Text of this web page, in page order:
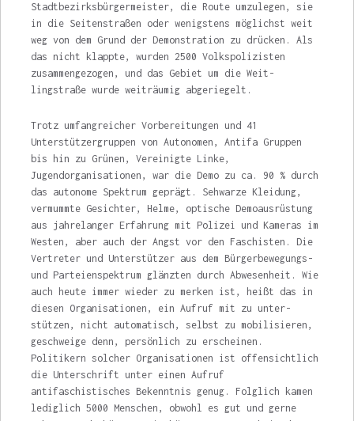
Stadtbezirksbürgermeister, die Route umzulegen, sie
in die Seitenstraßen oder wenigstens möglichst weit
weg von dem Grund der Demonstration zu drücken. Als
das nicht klappte, wurden 2500 Volkspolizisten
zusammengezogen, und das Gebiet um die Weit­
lingstraße wurde weiträumig abgeriegelt.
Trotz umfangreicher Vorbereitungen und 41
Unterstützergruppen von Autonomen, Antifa Gruppen
bis hin zu Grünen, Vereinigte Linke,
Jugendorganisationen, war die Demo zu ca. 90 % durch
das autonome Spektrum ge­prägt. Sehwarze Kleidung,
vermummte Ge­sichter, Helme, optische Demoausrüstung
aus jahrelanger Erfahrung mit Polizei und Kameras im
Westen, aber auch der Angst vor den Faschi­sten. Die
Vertreter und Unterstützer aus dem Bürgerbewegungs-
und Parteienspektrum glänzten durch Abwesenheit. Wie
auch heute immer wieder zu merken ist, heißt das in
diesen Organisationen, ein Aufruf mit zu unter­
stützen, nicht automatisch, selbst zu mobilisie­ren,
geschweige denn, persönlich zu erschei­nen.
Politikern solcher Organisationen ist of­fensichtlich
die Unterschrift unter einen Aufruf
antifaschistisches Bekenntnis genug. Folglich kamen
lediglich 5000 Menschen, obwohl es gut und gerne